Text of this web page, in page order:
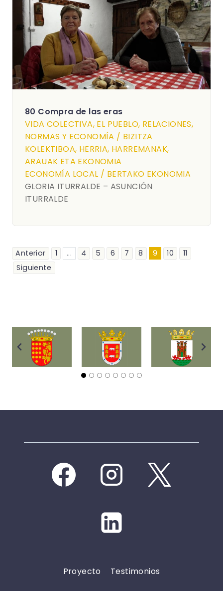
80 Compra de las eras
VIDA COLECTIVA, EL PUEBLO, RELACIONES,
NORMAS Y ECONOMÍA / BIZITZA
KOLEKTIBOA, HERRIA, HARREMANAK,
ARAUAK ETA EKONOMIA
ECONOMÍA LOCAL / BERTAKO EKONOMIA
GLORIA ITURRALDE – ASUNCIÓN
ITURRALDE
Anterior 1 ... 4 5 6 7 8 9 10
11
Siguiente
Proyecto Testimonios